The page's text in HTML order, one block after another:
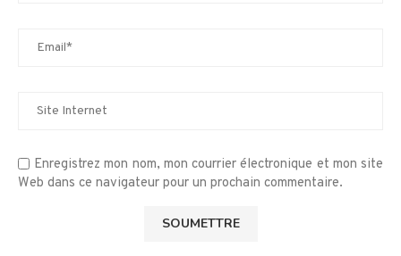
Enregistrez mon nom, mon courrier électronique et mon site
Web dans ce navigateur pour un prochain commentaire.